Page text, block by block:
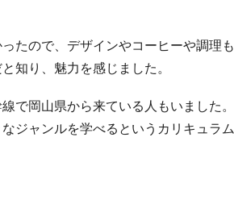
たので、デザインやコーヒーや調理も
知り、魅力を感じました。
で岡山県から来ている人もいました。
ジャンルを学べるというカリキュラム